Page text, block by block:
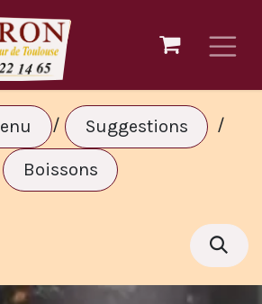
/ Suggestions /
Boissons